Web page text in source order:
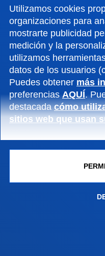
Utilizamos cookies
organizaciones para
mostrarte publicidad
medición y la
utilizamos
datos de los usuarios
Puedes obtener más
preferenciasAQUÍ.
destacadacómo
sitios web que usan
Campus Bilbao
Conoce el campus
+34 944 139 000
Contacto
Campus San
Conoce el campus
+34 943 326 600
Contacto
Conoce la sede